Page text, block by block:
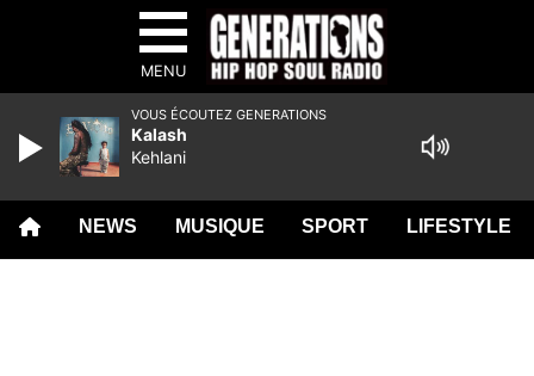
MENU
NEWS MUSIQUE SPORT LIFESTYLE
VOUS ÉCOUTEZ GENERATIONS
Kalash
Kehlani